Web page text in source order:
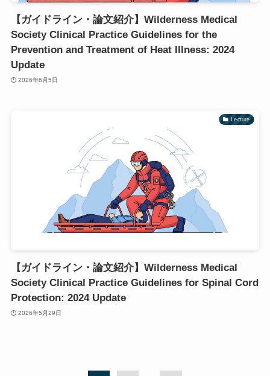
【ガイドライン・論文紹介】Wilderness Medical
Society Clinical Practice Guidelines for the
Prevention and Treatment of Heat Illness: 2024
Update
2026年6月5日
Lecture
【ガイドライン・論文紹介】Wilderness Medical
Society Clinical Practice Guidelines for Spinal Cord
Protection: 2024 Update
2026年5月29日